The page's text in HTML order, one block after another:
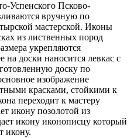
Успенского Псково-
вручную по
мастерской. Иконы
из лиственных пород
укрепляются
доски наносится левкас с
доску по
изображение
красками, стойкими к
переходит к мастеру
икону позолотой из
икону иконописцу который
икону.